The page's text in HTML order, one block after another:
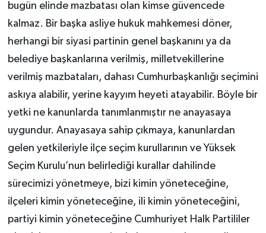
bugün elinde mazbatası olan kimse güvencede
kalmaz. Bir başka asliye hukuk mahkemesi döner,
herhangi bir siyasi partinin genel başkanını ya da
belediye başkanlarına verilmiş, milletvekillerine
verilmiş mazbataları, dahası Cumhurbaşkanlığı seçimini
askıya alabilir, yerine kayyım heyeti atayabilir. Böyle bir
yetki ne kanunlarda tanımlanmıştır ne anayasaya
uygundur. Anayasaya sahip çıkmaya, kanunlardan
gelen yetkileriyle ilçe seçim kurullarının ve Yüksek
Seçim Kurulu’nun belirlediği kurallar dahilinde
sürecimizi yönetmeye, bizi kimin yöneteceğine,
ilçeleri kimin yöneteceğine, ili kimin yöneteceğini,
partiyi kimin yöneteceğine Cumhuriyet Halk Partililer